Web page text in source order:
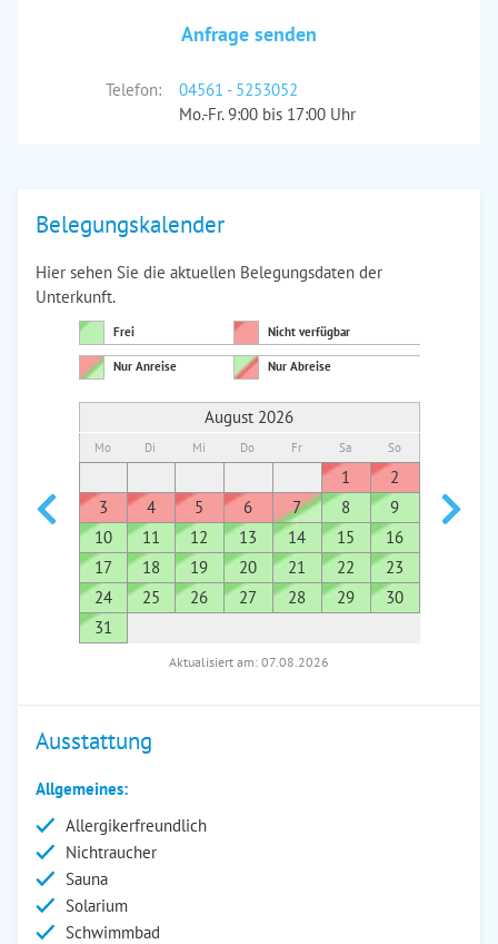
Anfrage senden
Telefon:
04561 - 5253052
Mo.-Fr. 9:00 bis 17:00 Uhr
Belegungskalender
Hier sehen Sie die aktuellen Belegungsdaten der
Unterkunft.
Frei Nicht verfügbar
Nur Anreise Nur Abreise
August 2026
Mo Di Mi Do Fr Sa So
1
2
3
4 5 6 7 8
9
10
11 12 13 14 15
16
17
18 19 20 21 22
23
24
25 26 27 28 29
30
31
7
Aktualisiert am: 07.08.2026
Ausstattung
Allgemeines:
Allergikerfreundlich
Nichtraucher
Sauna
Solarium
Schwimmbad